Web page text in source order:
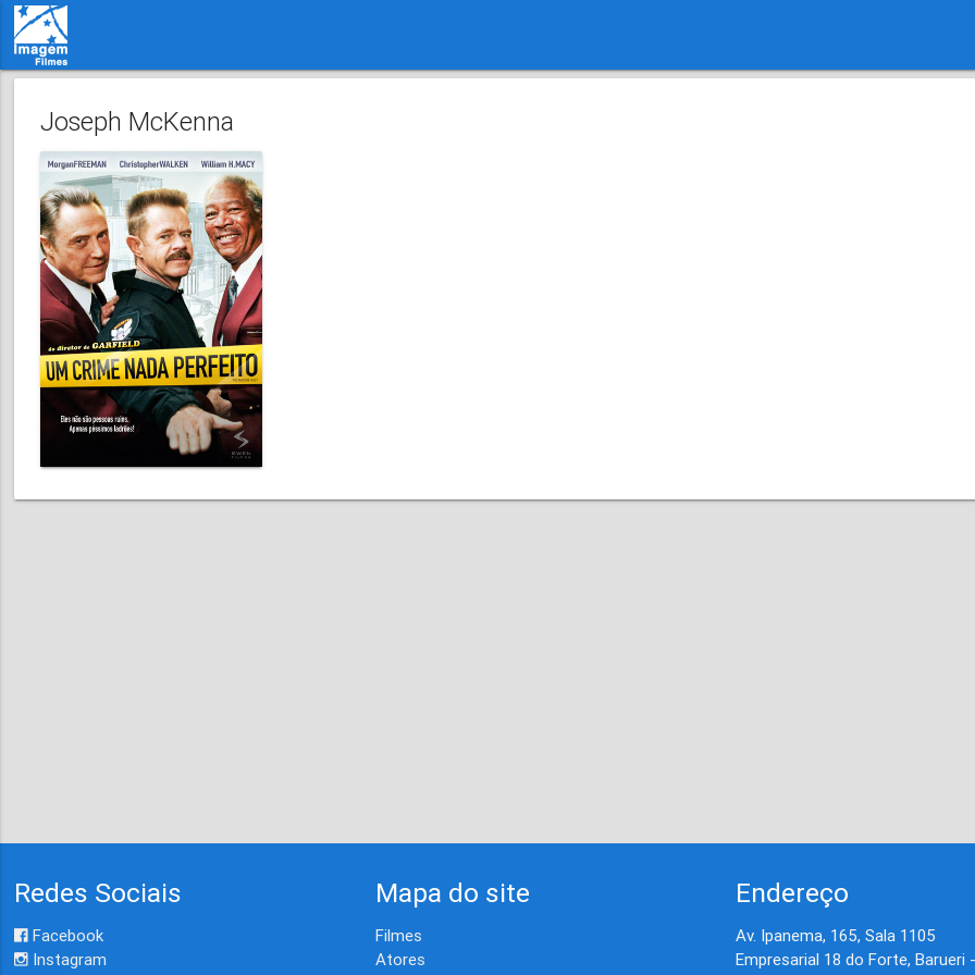
Joseph McKenna
Redes Sociais
Facebook
Instagram
Mapa do site
Filmes
Atores
Endereço
Av. Ipanema, 165, Sala 1105
Empresarial 18 do Forte, Barueri